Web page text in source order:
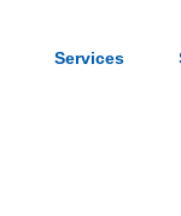
Services